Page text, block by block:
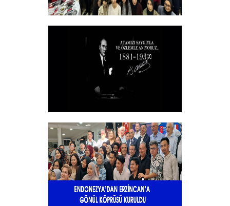
Vakfımızın 2025-2026 Yılı Burs
Toplantısı Yapıldı.
+
10 KASIM
+